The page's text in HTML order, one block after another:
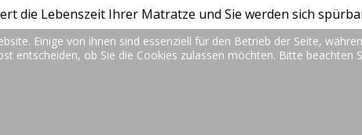
die Lebenszeit Ihrer Matratze und Sie werden sich
Einige von ihnen sind essenziell für den Betrieb der Seite,
entscheiden, ob Sie die Cookies zulassen möchten. Bitte